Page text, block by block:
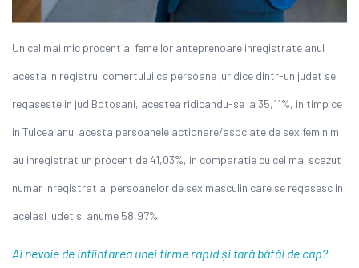
Un cel mai mic procent al femeilor anteprenoare inregistrate anul
acesta in registrul comertului ca persoane juridice dintr-un judet se
regaseste in jud Botosani, acestea ridicandu-se la 35,11%, in timp ce
in Tulcea anul acesta persoanele actionare/asociate de sex feminim
au inregistrat un procent de 41,03%, in comparatie cu cel mai scazut
numar inregistrat al persoanelor de sex masculin care se regasesc in
acelasi judet si anume 58,97%.
Ai nevoie de infiintarea unei firme rapid și fară bătăi de cap?